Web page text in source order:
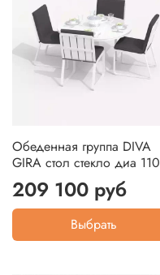
Обеденная группа DIVA
GIRA стол стекло диа 110
209 100 руб
Выбрать